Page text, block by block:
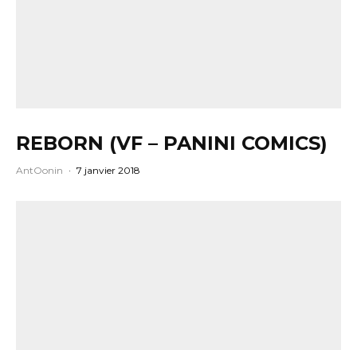
REBORN (VF – PANINI COMICS)
AntOonin · 7 janvier 2018